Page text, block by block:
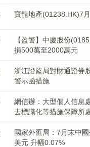
寶龍地產(01238.HK)7
【盈警】中慶股份
損500萬至2000萬元
浙江證監局對財通證券
警示函措施
網信辦：大型個人信息
去標識化等措施保障所
國家外匯局：7月末中
美元 升幅0.07%